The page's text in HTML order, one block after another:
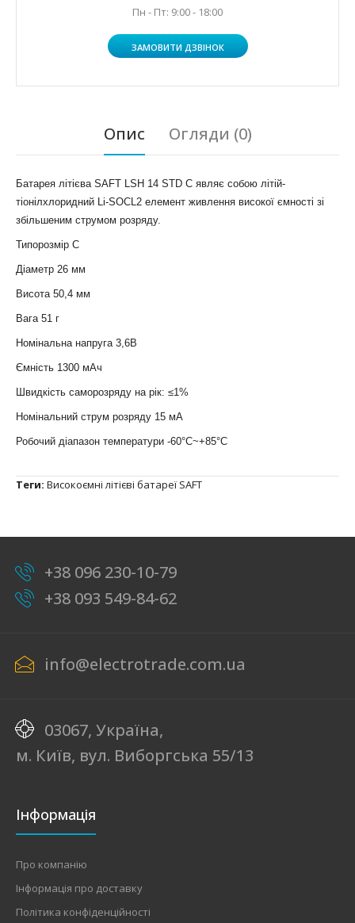
Пн - Пт: 9:00 - 18:00
ЗАМОВИТИ ДЗВІНОК
Опис Огляди (0)
Батарея літієва SAFT LSH 14 STD С являє собою літій-
тіонілхлоридний Li-SOCL2 елемент живлення високої ємності зі
збільшеним струмом розряду.
Типорозмір С
Діаметр 26 мм
Висота 50,4 мм
Вага 51 г
Номінальна напруга 3,6В
Ємність 1300 мАч
Швидкість саморозряду на рік: ≤1%
Номінальний струм розряду 15 мА
Робочий діапазон температури -60°C~+85°C
Теги: Високоємні літієві батареї SAFT
+38 096 230-10-79
+38 093 549-84-62
info@electrotrade.com.ua
03067, Україна,
м. Київ, вул. Виборгська 55/13
Інформація
Про компанію
Інформація про доставку
Політика конфіденційності